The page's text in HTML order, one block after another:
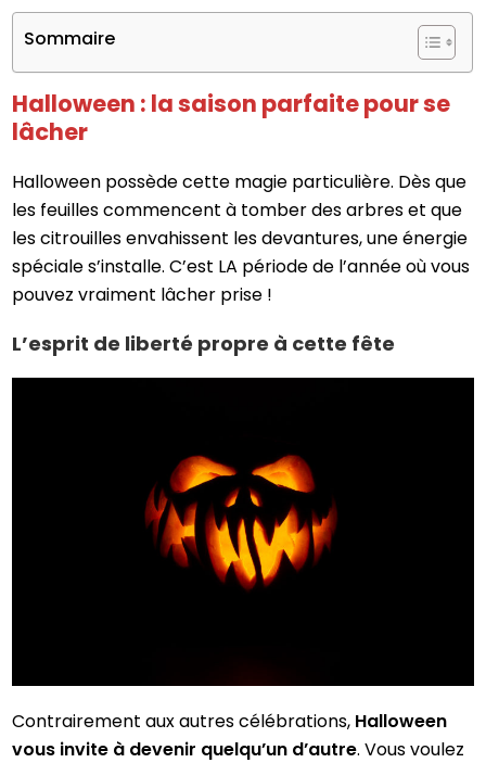
Sommaire
Halloween : la saison parfaite pour se
lâcher
Halloween possède cette magie particulière. Dès que
les feuilles commencent à tomber des arbres et que
les citrouilles envahissent les devantures, une énergie
spéciale s’installe. C’est LA période de l’année où vous
pouvez vraiment lâcher prise !
L’esprit de liberté propre à cette fête
Contrairement aux autres célébrations, Halloween
vous invite à devenir quelqu’un d’autre. Vous voulez